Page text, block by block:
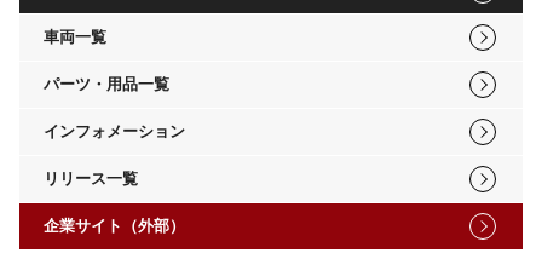
車両一覧
パーツ・用品一覧
インフォメーション
リリース一覧
企業サイト（外部）